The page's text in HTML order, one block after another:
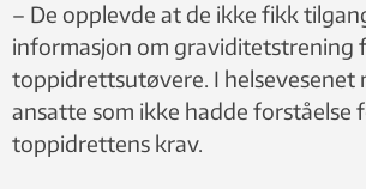
– De opplevde at de ikke fikk
informasjon om graviditetstrening
toppidrettsutøvere. I helsevesenet
ansatte som ikke hadde forståelse
toppidrettens krav.